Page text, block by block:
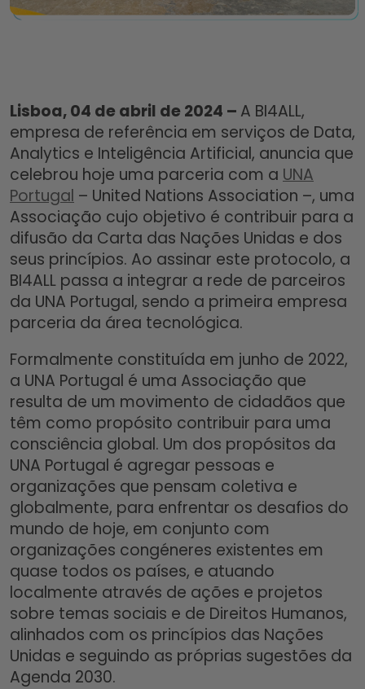
Lisboa, 04 de abril de 2024 – A BI4ALL,
empresa de referência em serviços de Data,
Analytics e Inteligência Artificial, anuncia que
celebrou hoje uma parceria com a UNA
Portugal – United Nations Association –, uma
Associação cujo objetivo é contribuir para a
difusão da Carta das Nações Unidas e dos
seus princípios. Ao assinar este protocolo, a
BI4ALL passa a integrar a rede de parceiros
da UNA Portugal, sendo a primeira empresa
parceria da área tecnológica.
Formalmente constituída em junho de 2022,
a UNA Portugal é uma Associação que
resulta de um movimento de cidadãos que
têm como propósito contribuir para uma
consciência global. Um dos propósitos da
UNA Portugal é agregar pessoas e
organizações que pensam coletiva e
globalmente, para enfrentar os desafios do
mundo de hoje, em conjunto com
organizações congéneres existentes em
quase todos os países, e atuando
localmente através de ações e projetos
sobre temas sociais e de Direitos Humanos,
alinhados com os princípios das Nações
Unidas e seguindo as próprias sugestões da
Agenda 2030.